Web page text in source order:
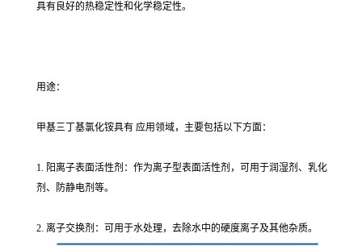
具有良好的热稳定性和化学稳定性。
用途：
甲基三丁基氯化铵具有 应用领域，主要包括以下方面：
1. 阳离子表面活性剂：作为离子型表面活性剂，可用于润湿剂、乳化
剂、防静电剂等。
2. 离子交换剂：可用于水处理，去除水中的硬度离子及其他杂质。